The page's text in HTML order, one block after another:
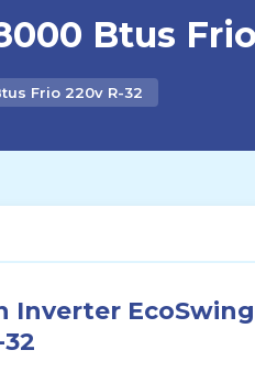
Btus
Frio 220v R-32
Inverter